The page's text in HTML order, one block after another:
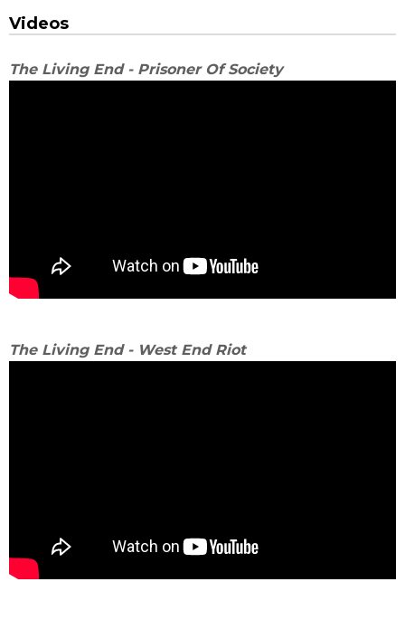
Videos
The Living End - Prisoner Of Society
The Living End - West End Riot